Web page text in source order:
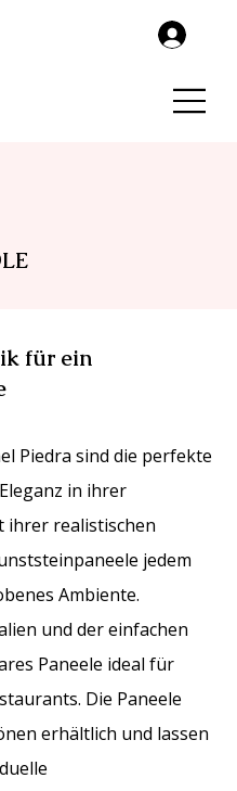
für ein
Piedra sind die perfekte
in ihrer
ihrer realistischen
jedem
Ambiente.
und der einfachen
Paneele ideal für
Die Paneele
erhältlich und lassen